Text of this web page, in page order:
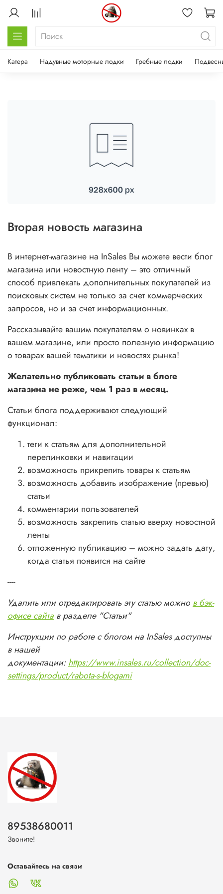
Катера Надувные моторные лодки Гребные лодки
Вторая новость магазина
В интернет-магазине на InSales Вы можете вести блог
магазина или новостную ленту – это отличный
способ привлекать дополнительных покупателей из
поисковых систем не только за счет коммерческих
запросов, но и за счет информационных.
Рассказывайте вашим покупателям о новинках в
вашем магазине, или просто полезную информацию
о товарах вашей тематики и новостях рынка!
Желательно публиковать статьи в блоге
магазина не реже, чем 1 раз в месяц.
Статьи блога поддерживают следующий
функционал:
теги к статьям для дополнительной
перелинковки и навигации
возможность прикрепить товары к статьям
возможность добавить изображение (превью)
статьи
комментарии пользователей
возможность закрепить статью вверху новостной
ленты
отложенную публикацию – можно задать дату,
когда статья появится на сайте
----
Удалить или отредактировать эту статью можно в бэк-
офисе сайта в разделе "Статьи"
Инструкции по работе с блогом на InSales доступны
в нашей
документации:https://www.insales.ru/collection/doc-
settings/product/rabota-s-blogami
89538680011
Звоните!
Оставайтесь на связи